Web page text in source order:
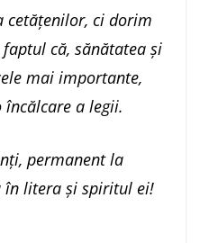
cetățenilor, ci dorim
că, sănătatea și
mai importante,
a legii.
permanent la
în litera și spiritul ei!